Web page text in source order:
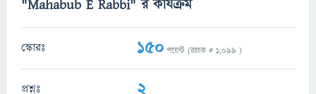
"Mahabub E Rabbi" র কার্যক্রম
স্কোরঃ 150 পয়েন্ট (র‌্যাংক # 1,099 )
প্রশ্নঃ